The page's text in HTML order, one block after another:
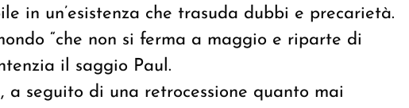
in un’esistenza che trasuda dubbi e precarietà.
“che non si ferma a maggio e riparte di
il saggio Paul.
a seguito di una retrocessione quanto mai